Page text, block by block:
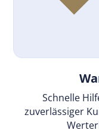
Schnelle
zuverlässiger